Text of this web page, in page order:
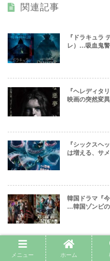
関連記事
『ドラキュラ
レ）…吸血鬼
『ヘレディタ
映画の突然変異
『シックスヘ
は増える、サ
韓国ドラマ『
…韓国ゾンビの
映画『ロング
メニュー ホーム